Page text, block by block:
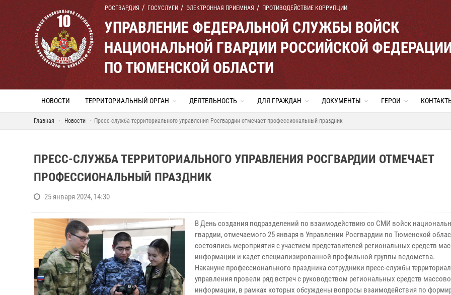
РОСГВАРДИЯ ГОСУСЛУГИ ЭЛЕКТРОННАЯ ПРИЕМНАЯ ПРОТИВОДЕЙСТВИЕ КОРРУПЦИИ
УПРАВЛЕНИЕ ФЕДЕРАЛЬНОЙ СЛУЖБЫ ВОЙСК
НАЦИОНАЛЬНОЙ ГВАРДИИ РОССИЙСКОЙ
ПО ТЮМЕНСКОЙ ОБЛАСТИ
НОВОСТИ ТЕРРИТОРИАЛЬНЫЙ ОРГАН ДЕЯТЕЛЬНОСТЬ ДЛЯ ГРАЖДАН ДОКУМЕНТЫ ГЕРОИ
Главная Новости Пресс-служба территориального управления Росгвардии отмечает профессиональный праздник
ПРЕСС-СЛУЖБА ТЕРРИТОРИАЛЬНОГО УПРАВЛЕНИЯ РОСГВАРДИИ ОТМЕЧАЕТ
ПРОФЕССИОНАЛЬНЫЙ ПРАЗДНИК
25 января 2024, 14:30
В День создания подразделений по взаимодействию со СМИ войск
гвардии, отмечаемого 25 января в Управлении Росгвардии по Тюменской
состоялись мероприятия с участием представителей региональных средств
информации и кадет специализированной профильной группы ведомства.
Накануне профессионального праздника сотрудники пресс-службы
управления провели ряд встреч с руководством региональных средств
информации, в рамках которых обсуждены вопросы взаимодействия по